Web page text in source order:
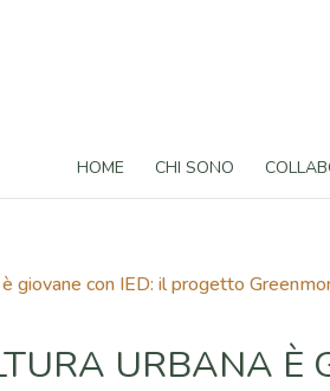
HOME CHI SONO
URBANA È